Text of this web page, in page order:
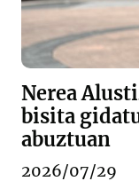
Nerea
bisita
abuztuan
2026/07/29